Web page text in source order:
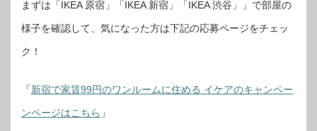
まずは「IKEA 原宿」「IKEA 新宿」「IKEA 渋谷」」で部屋の
様子を確認して、気になった方は下記の応募ページをチェッ
ク！
「新宿で家賃99円のワンルームに住める イケアのキャンペー
ンページはこちら 」